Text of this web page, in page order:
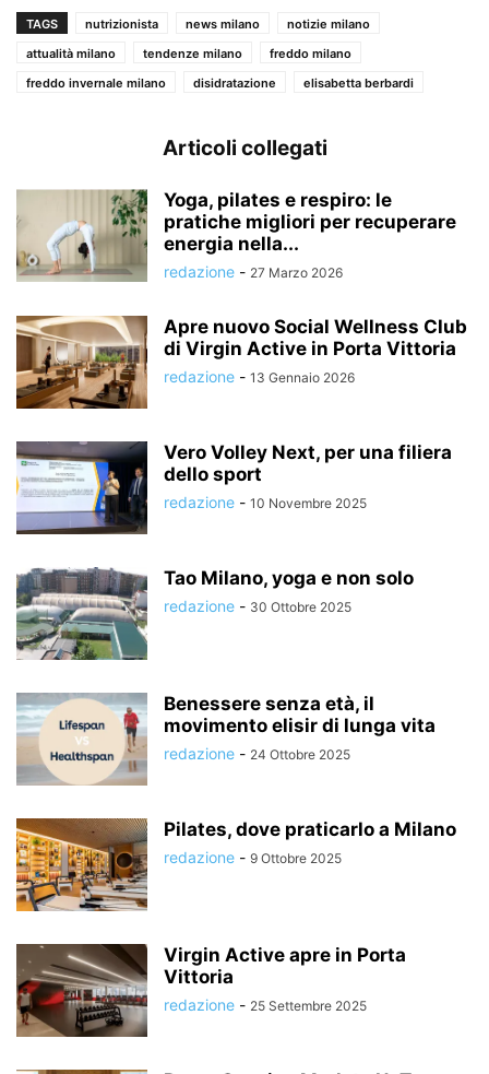
TAGS nutrizionista news milano
notizie milano
attualità milano
tendenze milano
freddo milano
freddo invernale milano
disidratazione elisabetta berbardi
Articoli collegati
Yoga, pilates e respiro: le
pratiche migliori per recuperare
energia nella...
redazione - 27 Marzo 2026
Apre nuovo Social Wellness Club
di Virgin Active in Porta Vittoria
redazione - 13 Gennaio 2026
Vero Volley Next, per una filiera
dello sport
redazione - 10 Novembre 2025
Tao Milano, yoga e non solo
redazione - 30 Ottobre 2025
Benessere senza età, il
movimento elisir di lunga vita
redazione - 24 Ottobre 2025
Pilates, dove praticarlo a Milano
redazione - 9 Ottobre 2025
Virgin Active apre in Porta
Vittoria
redazione - 25 Settembre 2025